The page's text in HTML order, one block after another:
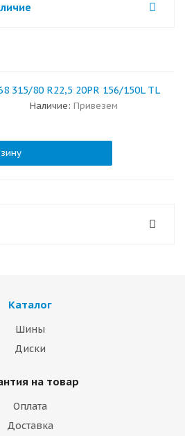
315/80 R22,5 20PR 156/150L TL
Наличие: Привезем
Каталог
Шины
Диски
на товар
Оплата
Доставка